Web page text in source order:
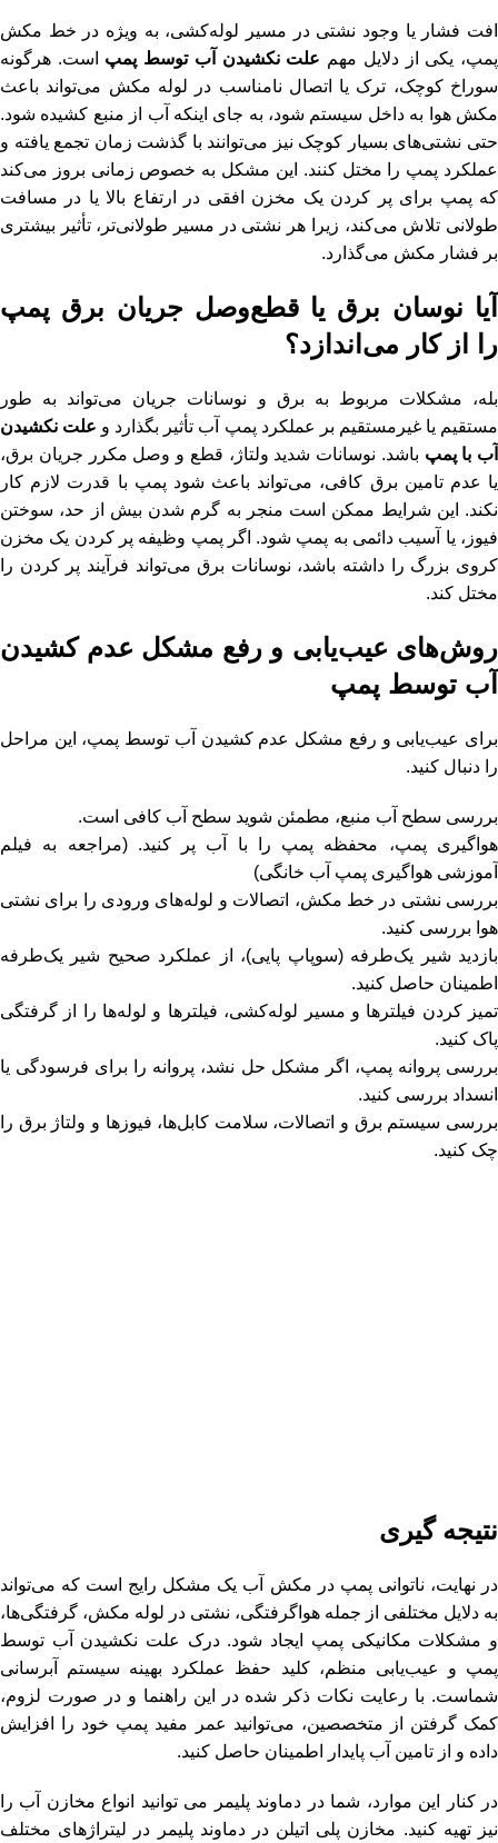
افت فشار یا وجود نشتی در مسیر لوله‌کشی، به ویژه در خط مکش
پمپ، یکی از دلایل مهم علت نکشیدن آب توسط پمپ است. هرگونه
سوراخ کوچک، ترک یا اتصال نامناسب در لوله مکش می‌تواند باعث
مکش هوا به داخل سیستم شود، به جای اینکه آب از منبع کشیده شود.
حتی نشتی‌های بسیار کوچک نیز می‌توانند با گذشت زمان تجمع یافته و
عملکرد پمپ را مختل کنند. این مشکل به خصوص زمانی بروز می‌کند
که پمپ برای پر کردن یک مخزن افقی در ارتفاع بالا یا در مسافت
طولانی تلاش می‌کند، زیرا هر نشتی در مسیر طولانی‌تر، تأثیر بیشتری
بر فشار مکش می‌گذارد.
آیا نوسان برق یا قطع‌وصل جریان برق پمپ
را از کار می‌اندازد؟
بله، مشکلات مربوط به برق و نوسانات جریان می‌تواند به طور
مستقیم یا غیرمستقیم بر عملکرد پمپ آب تأثیر بگذارد و علت نکشیدن
آب با پمپ باشد. نوسانات شدید ولتاژ، قطع و وصل مکرر جریان برق،
یا عدم تامین برق کافی، می‌تواند باعث شود پمپ با قدرت لازم کار
نکند. این شرایط ممکن است منجر به گرم شدن بیش از حد، سوختن
فیوز، یا آسیب دائمی به پمپ شود. اگر پمپ وظیفه پر کردن یک مخزن
کروی بزرگ را داشته باشد، نوسانات برق می‌تواند فرآیند پر کردن را
مختل کند.
روش‌های عیب‌یابی و رفع مشکل عدم کشیدن
آب توسط پمپ
برای عیب‌یابی و رفع مشکل عدم کشیدن آب توسط پمپ، این مراحل
را دنبال کنید.
بررسی سطح آب منبع، مطمئن شوید سطح آب کافی است.
هواگیری پمپ، محفظه پمپ را با آب پر کنید. (مراجعه به فیلم
آموزشی هواگیری پمپ آب خانگی)
بررسی نشتی در خط مکش، اتصالات و لوله‌های ورودی را برای نشتی
هوا بررسی کنید.
بازدید شیر یک‌طرفه (سوپاپ پایی)، از عملکرد صحیح شیر یک‌طرفه
اطمینان حاصل کنید.
تمیز کردن فیلترها و مسیر لوله‌کشی، فیلترها و لوله‌ها را از گرفتگی
پاک کنید.
بررسی پروانه پمپ، اگر مشکل حل نشد، پروانه را برای فرسودگی یا
انسداد بررسی کنید.
بررسی سیستم برق و اتصالات، سلامت کابل‌ها، فیوزها و ولتاژ برق را
چک کنید.
نتیجه گیری
در نهایت، ناتوانی پمپ در مکش آب یک مشکل رایج است که می‌تواند
به دلایل مختلفی از جمله هواگرفتگی، نشتی در لوله مکش، گرفتگی‌ها،
و مشکلات مکانیکی پمپ ایجاد شود. درک علت نکشیدن آب توسط
پمپ و عیب‌یابی منظم، کلید حفظ عملکرد بهینه سیستم آبرسانی
شماست. با رعایت نکات ذکر شده در این راهنما و در صورت لزوم،
کمک گرفتن از متخصصین، می‌توانید عمر مفید پمپ خود را افزایش
داده و از تامین آب پایدار اطمینان حاصل کنید.
در کنار این موارد، شما در دماوند پلیمر می توانید انواع مخازن آب را
نیز تهیه کنید. مخازن پلی اتیلن در دماوند پلیمر در لیتراژهای مختلف